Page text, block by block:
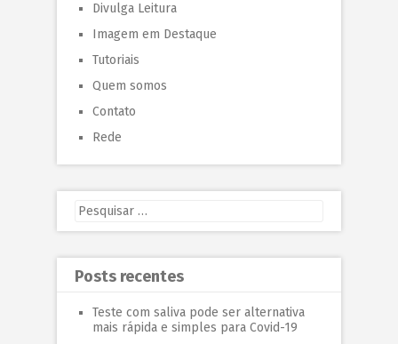
Divulga Leitura
Imagem em Destaque
Tutoriais
Quem somos
Contato
Rede
Posts recentes
Teste com saliva pode ser alternativa
mais rápida e simples para Covid-19